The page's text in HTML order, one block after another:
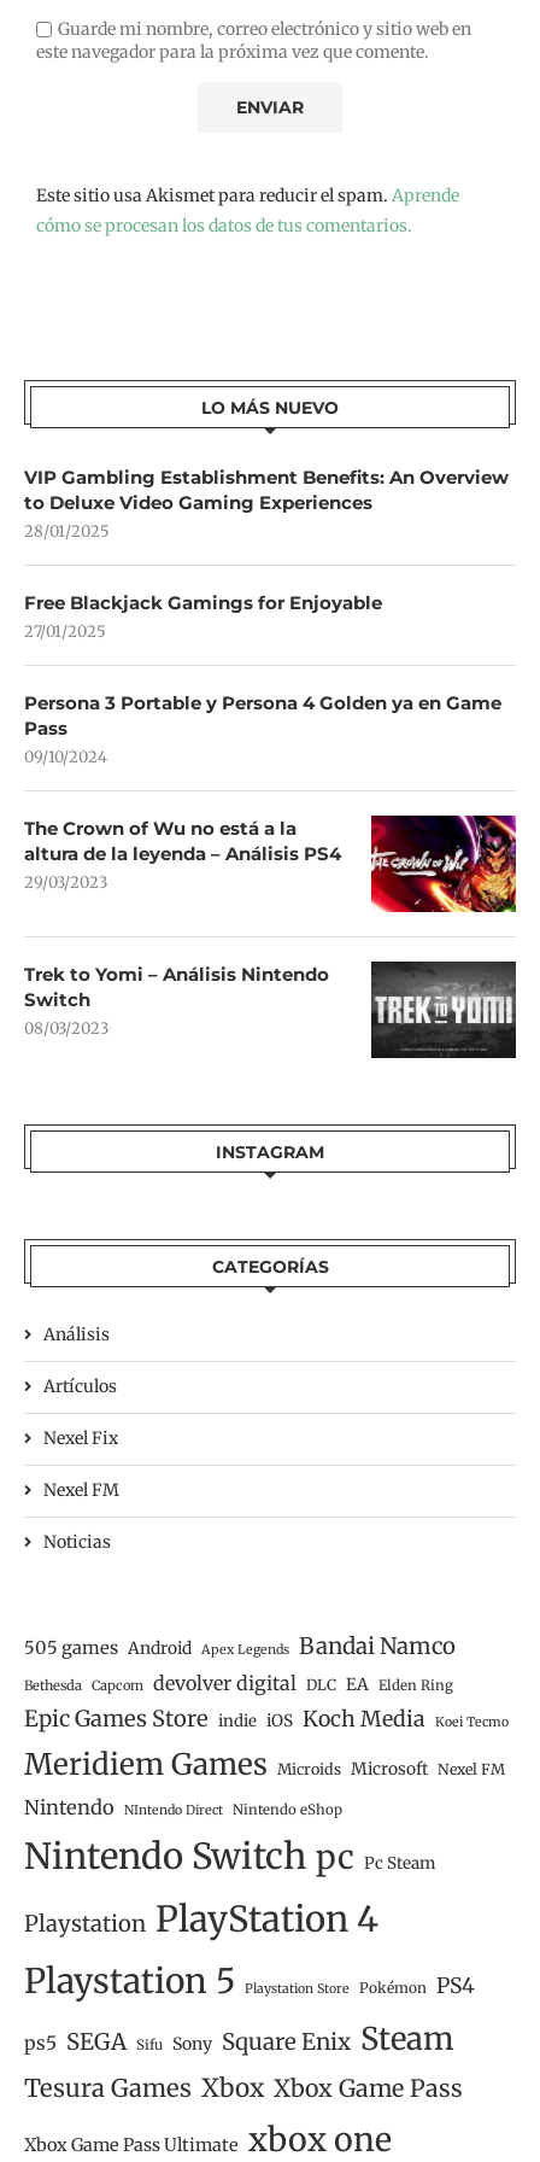
Guarde mi nombre, correo electrónico y sitio web en
este navegador para la próxima vez que comente.
Este sitio usa Akismet para reducir el spam. Aprende
cómo se procesan los datos de tus comentarios.
LO MÁS NUEVO
VIP Gambling Establishment Benefits: An Overview
to Deluxe Video Gaming Experiences
28/01/2025
Free Blackjack Gamings for Enjoyable
27/01/2025
Persona 3 Portable y Persona 4 Golden ya en Game
Pass
09/10/2024
The Crown of Wu no está a la
altura de la leyenda – Análisis PS4
29/03/2023
Trek to Yomi – Análisis Nintendo
Switch
08/03/2023
INSTAGRAM
CATEGORÍAS
Análisis
Artículos
Nexel Fix
Nexel FM
Noticias
505 games Android Apex Legends Bandai Namco
Bethesda Capcom devolver digital DLC EA Elden Ring
Epic Games Store indie iOS Koch Media Koei Tecmo
Meridiem Games Microids Microsoft Nexel FM
Nintendo NIntendo Direct Nintendo eShop
Nintendo Switch pc Pc Steam
Playstation PlayStation 4
Playstation 5 Playstation Store Pokémon PS4
ps5 SEGA Sifu Sony Square Enix Steam
Tesura Games Xbox Xbox Game Pass
Xbox Game Pass Ultimate xbox one